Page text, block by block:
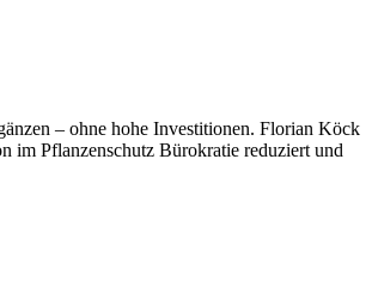
– ohne hohe Investitionen. Florian Köck
im Pflanzenschutz Bürokratie reduziert und